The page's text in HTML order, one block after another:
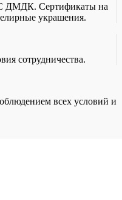
ДМДК. Сертификаты на
украшения.
сотрудничества.
всех условий и